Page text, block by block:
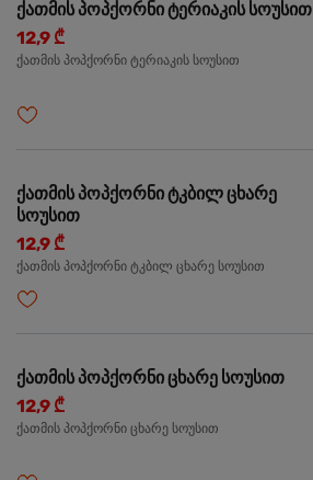
ქათმის პოპქორნი ტერიაკის სოუსით
12,9 ₾
ქათმის პოპქორნი ტერიაკის სოუსით
ქათმის პოპქორნი ტკბილ ცხარე
სოუსით
12,9 ₾
ქათმის პოპქორნი ტკბილ ცხარე სოუსით
ქათმის პოპქორნი ცხარე სოუსით
12,9 ₾
ქათმის პოპქორნი ცხარე სოუსით